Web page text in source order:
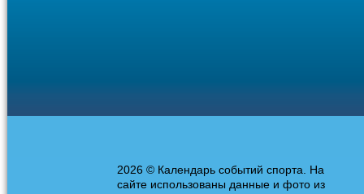
2026 © Календарь событий спорта. На
сайте использованы данные и фото из